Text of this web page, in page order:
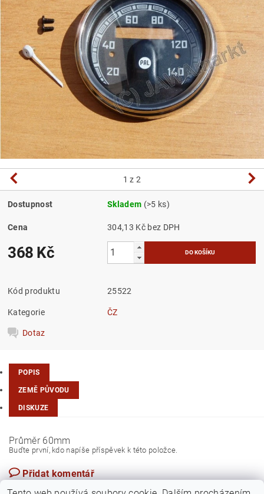
1 z 2
Dostupnost Skladem (>5 ks)
Cena 304,13 Kč bez DPH
368 Kč
Kód produktu 25522
Kategorie ČZ
Dotaz
POPIS
ZEMĚ PŮVODU
DISKUZE
Průměr 60mm
Buďte první, kdo napíše příspěvek k této položce.
Přidat komentář